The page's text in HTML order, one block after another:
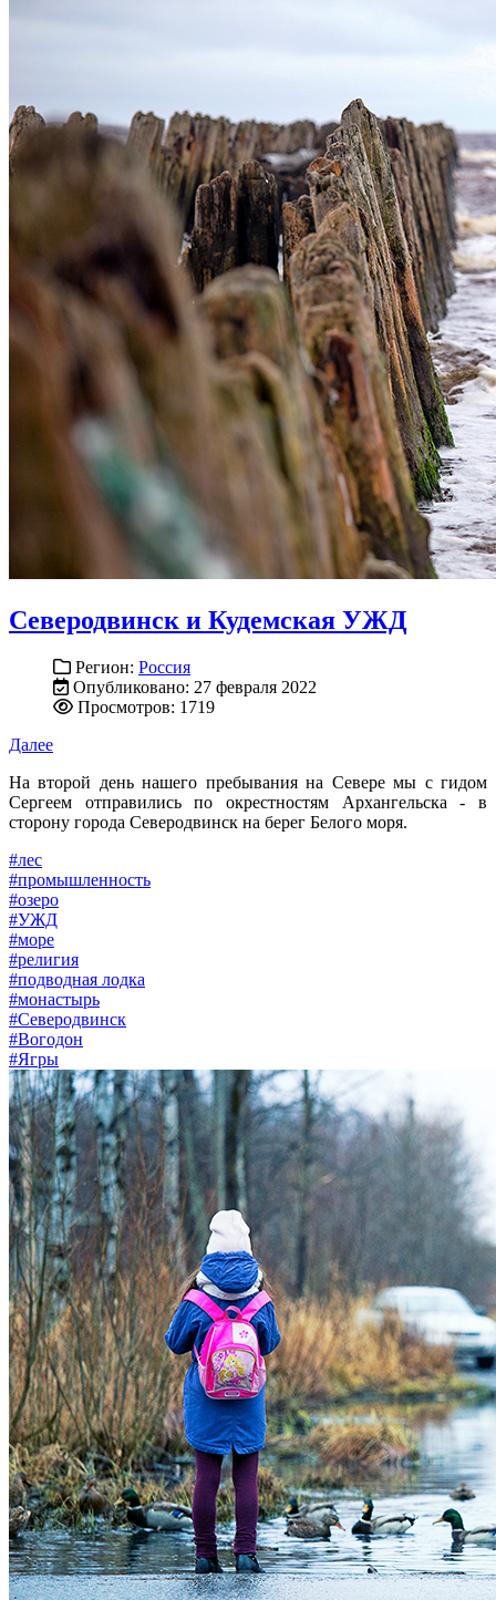
Северодвинск и Кудемская УЖД
Регион: Россия
Опубликовано: 27 февраля 2022
Просмотров: 1719
Далее
На второй день нашего пребывания на Севере мы с гидом
Сергеем отправились по окрестностям Архангельска - в
сторону города Северодвинск на берег Белого моря.
#лес
#промышленность
#озеро
#УЖД
#море
#религия
#подводная лодка
#монастырь
#Северодвинск
#Вогодон
#Ягры